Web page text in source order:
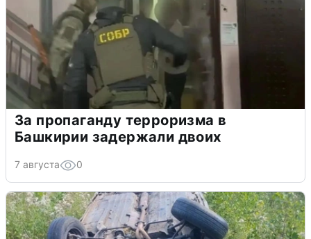
За пропаганду терроризма в
Башкирии задержали двоих
7 августа 0